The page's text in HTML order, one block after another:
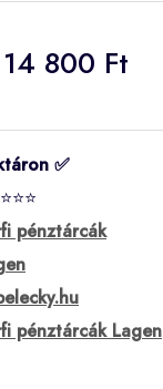
14 800 Ft
✅
pénztárcák
pénztárcák Lagen